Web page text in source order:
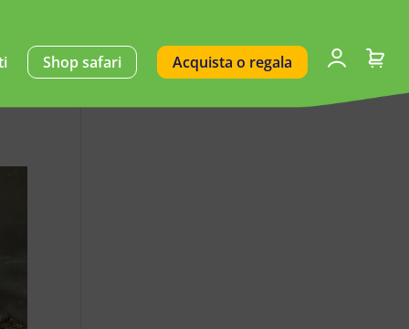
Shop safari Acquista o regala